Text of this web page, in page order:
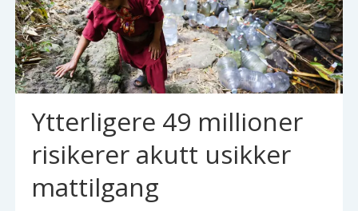
Ytterligere 49 millioner
risikerer akutt usikker
mattilgang